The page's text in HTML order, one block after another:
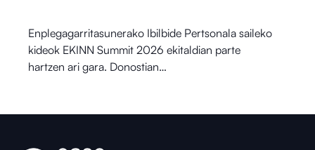
Enplegagarritasunerako Ibilbide Pertsonala saileko
kideok EKINN Summit 2026 ekitaldian parte
hartzen ari gara. Donostian…